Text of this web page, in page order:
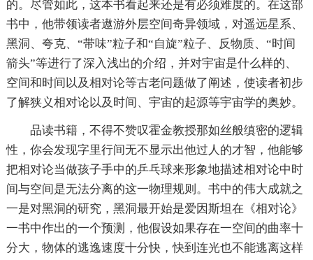
的。尽管如此，这本书看起来还是有必须难度的。在这部
书中，他带领读者遨游外层空间奇异领域，对遥远星系、
黑洞、夸克、“带味”粒子和“自旋”粒子、反物质、“时间
箭头”等进行了深入浅出的介绍，并对宇宙是什么样的、
空间和时间以及相对论等古老问题做了阐述，使读者初步
了解狭义相对论以及时间、宇宙的起源等宇宙学的奥妙。
品读书籍，不得不赞叹霍金教授那如丝般缜密的逻辑
性，你会发现字里行间无不显示出他过人的才智，他能够
把相对论当做孩子手中的乒乓球来形象地描述相对论中时
间与空间是无法分离的这一物理规则。书中的伟大成就之
一是对黑洞的研究，黑洞最开始是爱因斯坦在《相对论》
一书中作出的一个预测，他假设如果存在一空间的曲率十
分大，物体的逃逸速度十分快，快到连光也不能逃离这样